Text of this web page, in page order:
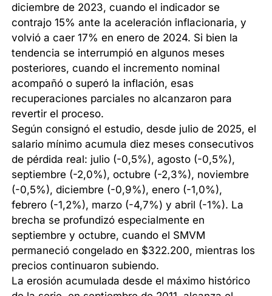
diciembre de 2023, cuando el indicador se
contrajo 15% ante la aceleración inflacionaria, y
volvió a caer 17% en enero de 2024. Si bien la
tendencia se interrumpió en algunos meses
posteriores, cuando el incremento nominal
acompañó o superó la inflación, esas
recuperaciones parciales no alcanzaron para
revertir el proceso.
Según consignó el estudio, desde julio de 2025, el
salario mínimo acumula diez meses consecutivos
de pérdida real: julio (-0,5%), agosto (-0,5%),
septiembre (-2,0%), octubre (-2,3%), noviembre
(-0,5%), diciembre (-0,9%), enero (-1,0%),
febrero (-1,2%), marzo (-4,7%) y abril (-1%). La
brecha se profundizó especialmente en
septiembre y octubre, cuando el SMVM
permaneció congelado en $322.200, mientras los
precios continuaron subiendo.
La erosión acumulada desde el máximo histórico